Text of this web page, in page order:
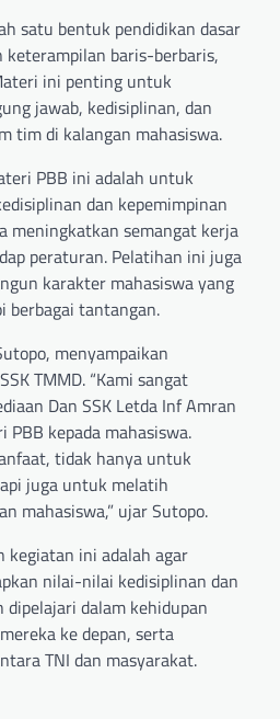
satu bentuk pendidikan dasar
baris-berbaris,
ini penting untuk
jawab, kedisiplinan, dan
tim di kalangan mahasiswa.
PBB ini adalah untuk
dan kepemimpinan
meningkatkan semangat kerja
peraturan. Pelatihan ini juga
karakter mahasiswa yang
berbagai tantangan.
menyampaikan
TMMD. “Kami sangat
Dan SSK Letda Inf Amran
kepada mahasiswa.
tidak hanya untuk
juga untuk melatih
mahasiswa,” ujar Sutopo.
kegiatan ini adalah agar
nilai-nilai kedisiplinan dan
dalam kehidupan
ke depan, serta
TNI dan masyarakat.